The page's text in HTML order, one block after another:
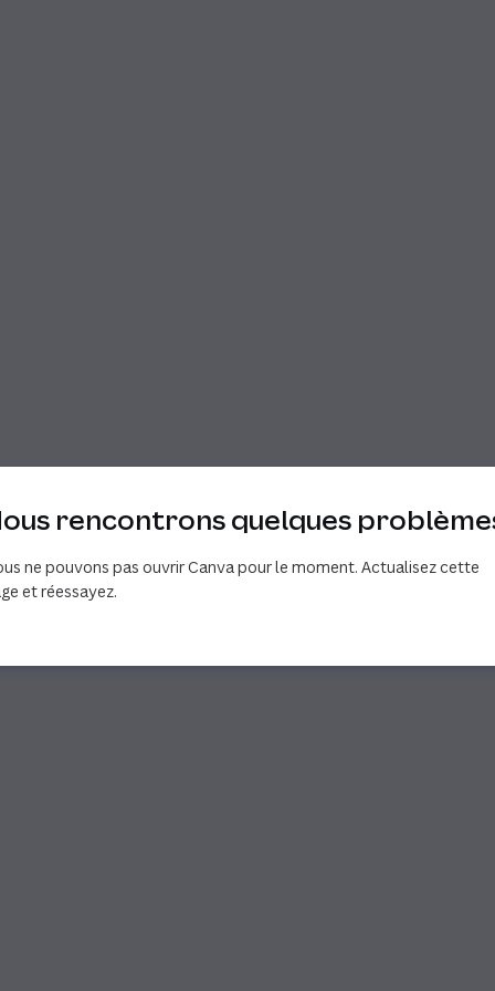
rencontrons quelques
ne pouvons pas ouvrir Canva pour le moment. Actualisez cette
et réessayez.